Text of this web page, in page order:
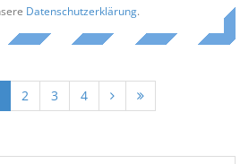
Datenschutzerklärung.
2 3 4